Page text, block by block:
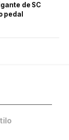
de SC
pedal